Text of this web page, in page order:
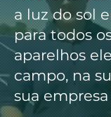
a luz do sol
para todos
aparelhos
campo, na
sua